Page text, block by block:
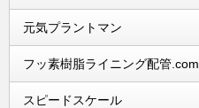
元気プラントマン
フッ素樹脂ライニング配管.com
スピードスケール